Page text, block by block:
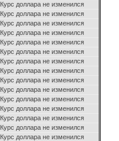
Курс доллара не изменился
Курс доллара не изменился
Курс доллара не изменился
Курс доллара не изменился
Курс доллара не изменился
Курс доллара не изменился
Курс доллара не изменился
Курс доллара не изменился
Курс доллара не изменился
Курс доллара не изменился
Курс доллара не изменился
Курс доллара не изменился
Курс доллара не изменился
Курс доллара не изменился
Курс доллара не изменился